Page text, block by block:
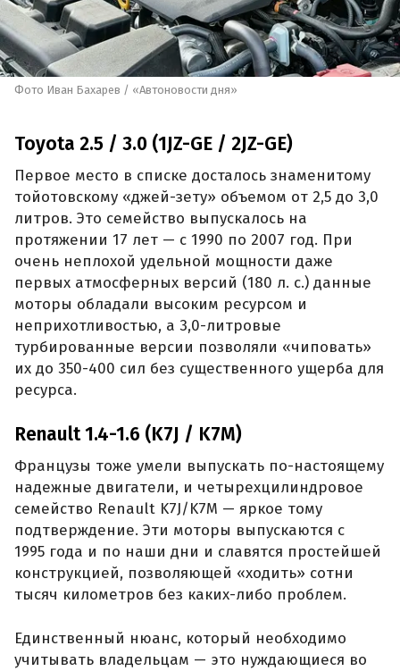
Фото Иван Бахарев / «Автоновости дня»
Toyota 2.5 / 3.0 (1JZ-GE / 2JZ-GE)
Первое место в списке досталось знаменитому
тойотовскому «джей-зету» объемом от 2,5 до 3,0
литров. Это семейство выпускалось на
протяжении 17 лет — с 1990 по 2007 год. При
очень неплохой удельной мощности даже
первых атмосферных версий (180 л. с.) данные
моторы обладали высоким ресурсом и
неприхотливостью, а 3,0-литровые
турбированные версии позволяли «чиповать»
их до 350-400 сил без существенного ущерба для
ресурса.
Renault 1.4-1.6 (K7J / K7M)
Французы тоже умели выпускать по-настоящему
надежные двигатели, и четырехцилиндровое
семейство Renault K7J/K7M — яркое тому
подтверждение. Эти моторы выпускаются с
1995 года и по наши дни и славятся простейшей
конструкцией, позволяющей «ходить» сотни
тысяч километров без каких-либо проблем.
Единственный нюанс, который необходимо
учитывать владельцам — это нуждающиеся во